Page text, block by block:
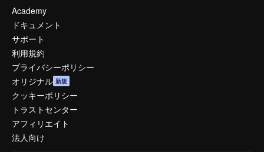
Academy
ドキュメント
サポート
利用規約
プライバシーポリシー
オリジナル 新規
クッキーポリシー
トラストセンター
アフィリエイト
法人向け